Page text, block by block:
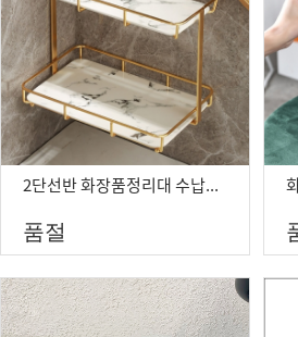
2단선반 화장품정리대 수납함 보관함 트레이 화장대꾸미기
품절